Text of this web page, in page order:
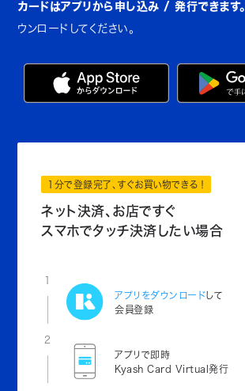
カードはアプリから申し込み / 発行できます。
ウンロードしてください。
1分で登録完了、すぐお買い物できる！
ネット決済、お店ですぐ
スマホでタッチ決済したい場合
1
アプリをダウンロードして
会員登録
2
アプリで即時
Kyash Card Virtual発行